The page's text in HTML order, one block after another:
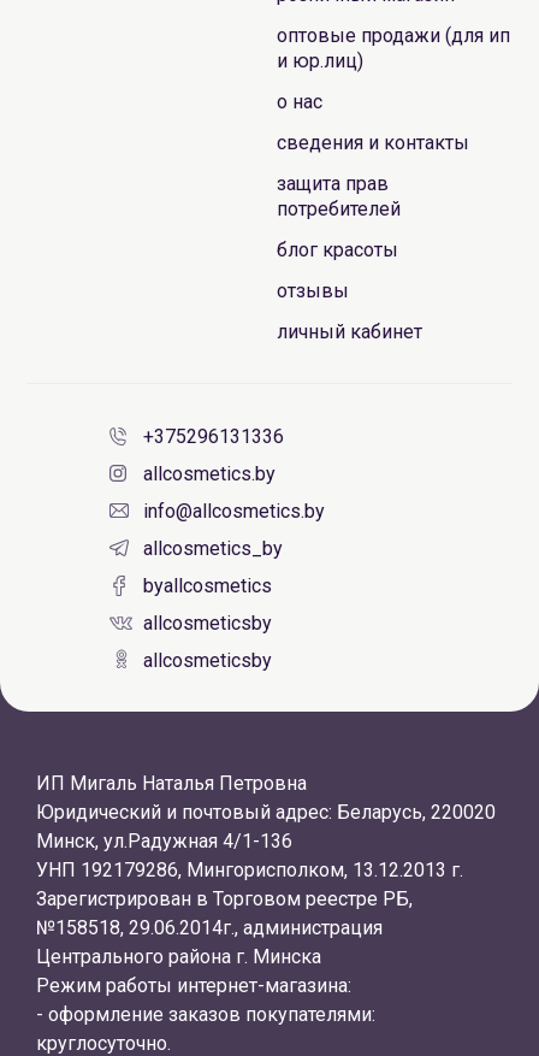
оптовые продажи (для ип
и юр.лиц)
о нас
сведения и контакты
защита прав
потребителей
блог красоты
отзывы
личный кабинет
+375296131336
allcosmetics.by
info@allcosmetics.by
allcosmetics_by
byallcosmetics
allcosmeticsby
allcosmeticsby
ИП Мигаль Наталья Петровна
Юридический и почтовый адрес: Беларусь, 220020
Минск, ул.Радужная 4/1-136
УНП 192179286, Мингорисполком, 13.12.2013 г.
Зарегистрирован в Торговом реестре РБ,
№158518, 29.06.2014г., администрация
Центрального района г. Минска
Режим работы интернет-магазина:
- оформление заказов покупателями:
круглосуточно.